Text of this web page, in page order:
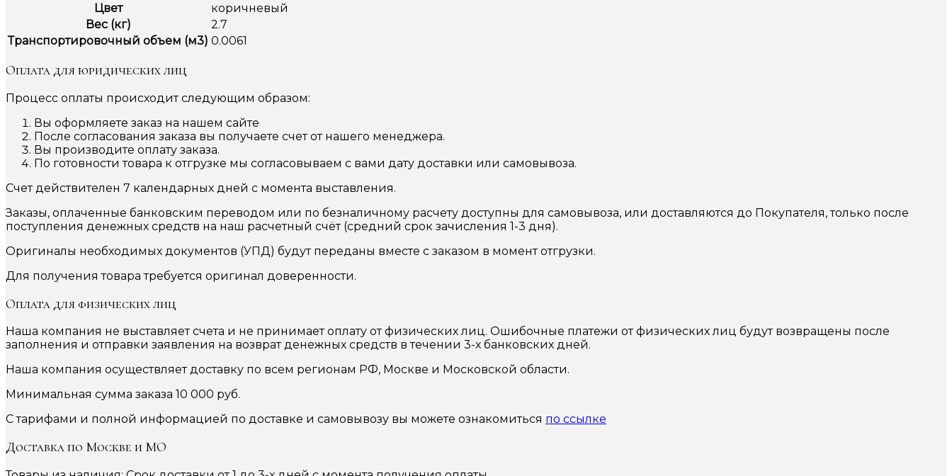
Цвет
коричневый
Вес (кг)
2.7
Транспортировочный объем (м3) 0.0061
Оплата для юридических лиц
Процесс оплаты происходит следующим образом:
Вы оформляете заказ на нашем сайте
После согласования заказа вы получаете счет от нашего менеджера.
Вы производите оплату заказа.
По готовности товара к отгрузке мы согласовываем с вами дату доставки или самовывоза.
Счет действителен 7 календарных дней с момента выставления.
Заказы, оплаченные банковским переводом или по безналичному расчету доступны для самовывоза, или доставляются до Покупателя, только после
поступления денежных средств на наш расчетный счёт (средний срок зачисления 1-3 дня).
Оригиналы необходимых документов (УПД) будут переданы вместе с заказом в момент отгрузки.
Для получения товара требуется оригинал доверенности.
Оплата для физических лиц
Наша компания не выставляет счета и не принимает оплату от физических лиц. Ошибочные платежи от физических лиц будут возвращены после
заполнения и отправки заявления на возврат денежных средств в течении 3-х банковских дней.
Наша компания осуществляет доставку по всем регионам РФ, Москве и Московской области.
Минимальная сумма заказа 10 000 руб.
С тарифами и полной информацией по доставке и самовывозу вы можете ознакомиться по ссылке
Доставка по Москве и МО